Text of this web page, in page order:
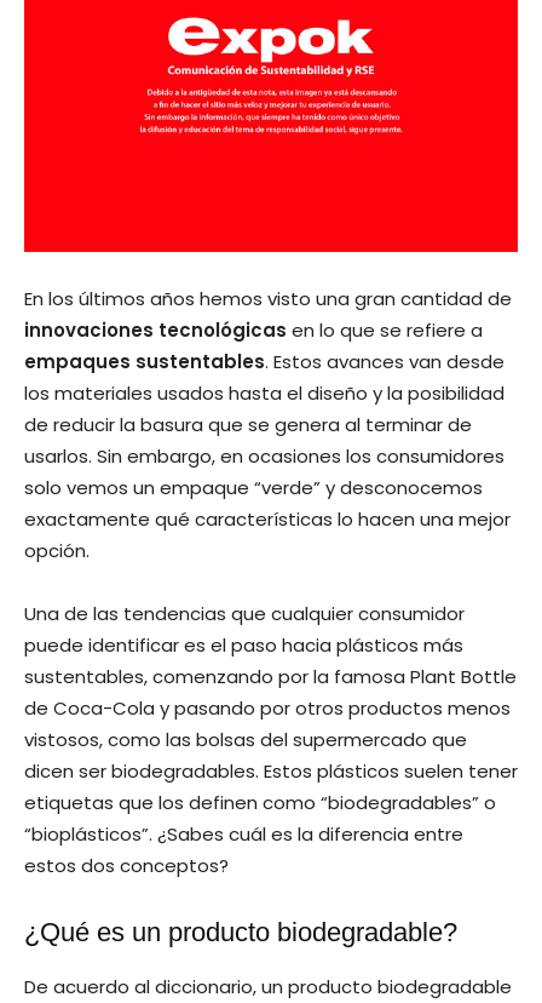
En los últimos años hemos visto una gran cantidad de
innovaciones tecnológicas en lo que se refiere a
empaques sustentables. Estos avances van desde
los materiales usados hasta el diseño y la posibilidad
de reducir la basura que se genera al terminar de
usarlos. Sin embargo, en ocasiones los consumidores
solo vemos un empaque “verde” y desconocemos
exactamente qué características lo hacen una mejor
opción.
Una de las tendencias que cualquier consumidor
puede identificar es el paso hacia plásticos más
sustentables, comenzando por la famosa Plant Bottle
de Coca-Cola y pasando por otros productos menos
vistosos, como las bolsas del supermercado que
dicen ser biodegradables. Estos plásticos suelen tener
etiquetas que los definen como “biodegradables” o
“bioplásticos”. ¿Sabes cuál es la diferencia entre
estos dos conceptos?
¿Qué es un producto biodegradable?
De acuerdo al diccionario, un producto biodegradable